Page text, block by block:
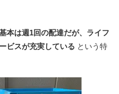
本は週1回の配達だが、ライフ
ビスが充実している という特